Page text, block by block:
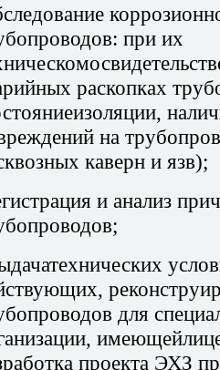
при их
раскопках
на
каверн и язв);
и анализ
для
проекта ЭХЗ